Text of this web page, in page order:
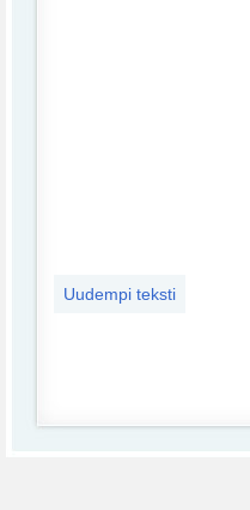
Uudempi teksti